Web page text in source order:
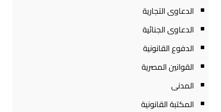
الدعاوى التجارية
الدعاوى الجنائية
الدفوع القانونية
القوانين المصرية
المدنى
المكتبة القانونية